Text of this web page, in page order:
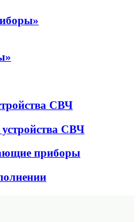
СВЧ
СВЧ
приборы